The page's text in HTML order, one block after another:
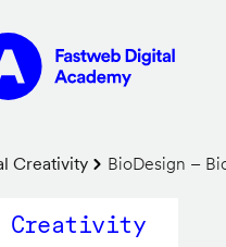
Creativity BioDesign –